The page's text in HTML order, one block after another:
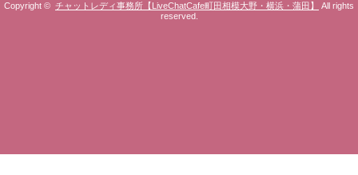
Copyright © チャットレディ事務所【LiveChatCafe町田相模大野・横浜・蒲田】
All rights
reserved.